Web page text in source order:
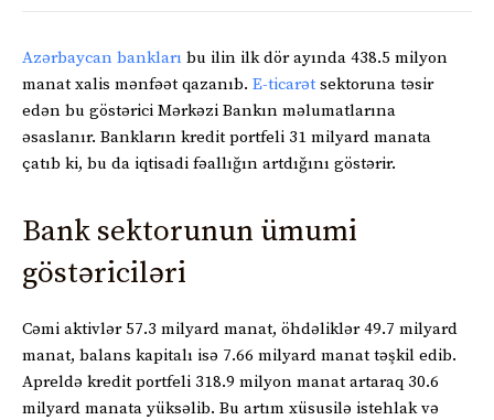
Azərbaycan bankları bu ilin ilk dör ayında 438.5 milyon
manat xalis mənfəət qazanıb. E-ticarət sektoruna təsir
edən bu göstərici Mərkəzi Bankın məlumatlarına
əsaslanır. Bankların kredit portfeli 31 milyard manata
çatıb ki, bu da iqtisadi fəallığın artdığını göstərir.
Bank sektorunun ümumi
göstəriciləri
Cəmi aktivlər 57.3 milyard manat, öhdəliklər 49.7 milyard
manat, balans kapitalı isə 7.66 milyard manat təşkil edib.
Apreldə kredit portfeli 318.9 milyon manat artaraq 30.6
milyard manata yüksəlib. Bu artım xüsusilə istehlak və